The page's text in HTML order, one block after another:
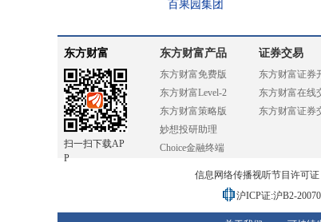
百果园集团
东方财富
扫一扫下载AP
P
东方财富产品
东方财富免费版
东方财富Level-2
东方财富策略版
妙想投研助理
Choice金融终端
证券交易
东方财富证券
东方财富在线
东方财富证券
信息网络传播视听节目许可证
沪ICP证:沪B2-